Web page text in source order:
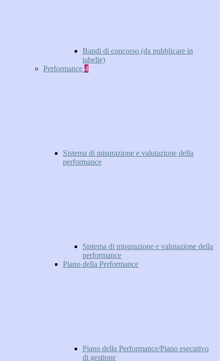
Bandi di concorso (da pubblicare in
tabelle)
Performance 4
Sistema di misurazione e valutazione della
performance
Sistema di misurazione e valutazione della
performance
Piano della Performance
Piano della Performance/Piano esecutivo
di gestione